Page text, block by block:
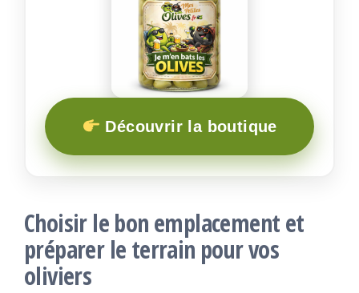
Découvrir la boutique
Choisir le bon emplacement et
préparer le terrain pour vos
oliviers